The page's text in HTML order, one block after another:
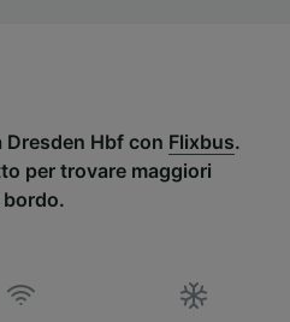
Dresden Hbf con Flixbus.
per trovare maggiori